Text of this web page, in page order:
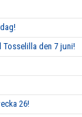
den 7 juni!
26!